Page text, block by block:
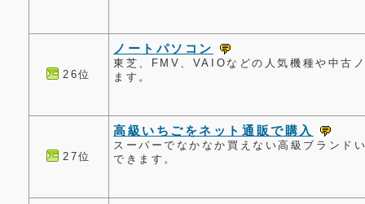
26位
ノートパソコン
東芝、FMV、VAIOなどの人気機種や中古
ます。
27位
高級いちごをネット通販で購入
スーパーでなかなか買えない高級ブランド
できます。